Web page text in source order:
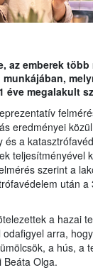
az emberek
éve megalakult
eredményei
és a
teljesítményével
szerint a
után
a hazai
arra,
a hús, a
Olga.